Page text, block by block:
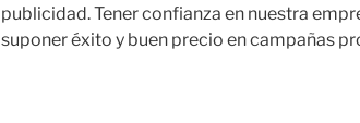
publicidad. Tener confianza en nuestra
suponer éxito y buen precio en campañas